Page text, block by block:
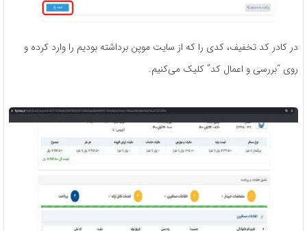
در کادر کد تخفیف، کدی را که از سایت موپن برداشته بودیم را وارد کرده و
روی “بررسی و اعمال کد” کلیک می‌کنیم.